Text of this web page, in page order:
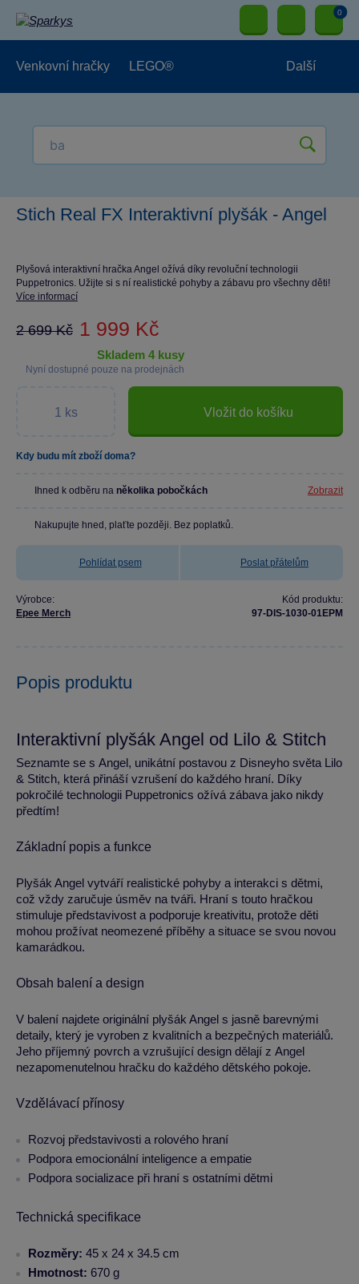
0
Venkovní hračky LEGO® Další
Stich Real FX Interaktivní plyšák - Angel
Plyšová interaktivní hračka Angel ožívá díky revoluční technologii
Puppetronics. Užijte si s ní realistické pohyby a zábavu pro všechny děti!
Více informací
2 699 Kč 1 999 Kč
skladem 4 kusy
Nyní dostupné pouze na prodejnách
Vložit do košíku
Kdy budu mít zboží doma?
Ihned k odběru na několika pobočkách Zobrazit
Nakupujte hned, plaťte později. Bez poplatků.
Pohlídat psem Poslat přátelům
Výrobce:
Epee Merch
Kód produktu:
97-DIS-1030-01EPM
Popis produktu
Interaktivní plyšák Angel od Lilo & Stitch
Seznamte se s Angel, unikátní postavou z Disneyho světa Lilo
& Stitch, která přináší vzrušení do každého hraní. Díky
pokročilé technologii Puppetronics ožívá zábava jako nikdy
předtím!
Základní popis a funkce
Plyšák Angel vytváří realistické pohyby a interakci s dětmi,
což vždy zaručuje úsměv na tváři. Hraní s touto hračkou
stimuluje představivost a podporuje kreativitu, protože děti
mohou prožívat neomezené příběhy a situace se svou novou
kamarádkou.
Obsah balení a design
V balení najdete originální plyšák Angel s jasně barevnými
detaily, který je vyroben z kvalitních a bezpečných materiálů.
Jeho příjemný povrch a vzrušující design dělají z Angel
nezapomenutelnou hračku do každého dětského pokoje.
Vzdělávací přínosy
Rozvoj představivosti a rolového hraní
Podpora emocionální inteligence a empatie
Podpora socializace při hraní s ostatními dětmi
Technická specifikace
Rozměry: 45 x 24 x 34.5 cm
Hmotnost: 670 g